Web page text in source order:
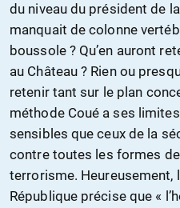
du niveau du président de
manquait de colonne
boussole ? Qu’en auront
au Château ? Rien ou
retenir tant sur le plan
méthode Coué a ses
sensibles que ceux de la
contre toutes les formes
terrorisme. Heureusement,
République précise que «